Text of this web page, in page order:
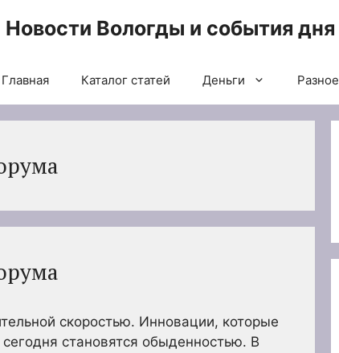
Новости Вологды и события дня
Главная Каталог статей Деньги Разное
скоростью. Инновации, которые
становятся обыденностью. В